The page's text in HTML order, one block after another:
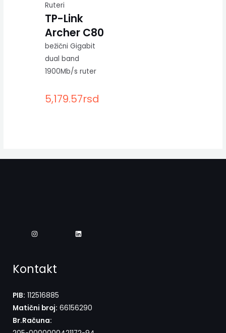
Ruteri
TP-Link
Archer C80
bežični Gigabit
dual band
1900Mb/s ruter
5,179.57rsd
Kontakt
PIB: 112516885
Matični broj: 66156290
Br.Računa: